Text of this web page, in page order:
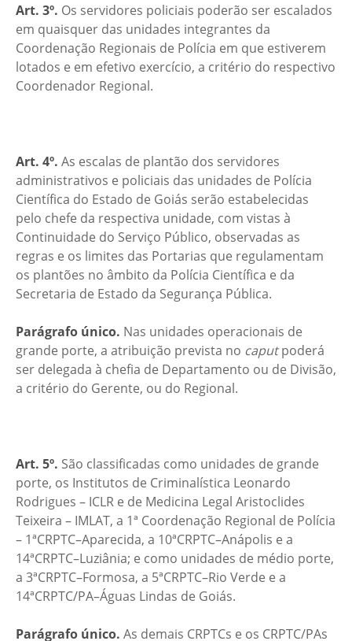
Art. 3º. Os servidores policiais poderão ser escalados
em quaisquer das unidades integrantes da
Coordenação Regionais de Polícia em que estiverem
lotados e em efetivo exercício, a critério do respectivo
Coordenador Regional.
Art. 4º. As escalas de plantão dos servidores
administrativos e policiais das unidades de Polícia
Científica do Estado de Goiás serão estabelecidas
pelo chefe da respectiva unidade, com vistas à
Continuidade do Serviço Público, observadas as
regras e os limites das Portarias que regulamentam
os plantões no âmbito da Polícia Científica e da
Secretaria de Estado da Segurança Pública.
Parágrafo único. Nas unidades operacionais de
grande porte, a atribuição prevista no caputpoderá
ser delegada à chefia de Departamento ou de Divisão,
a critério do Gerente, ou do Regional.
Art. 5º. São classificadas como unidades de grande
porte, os Institutos de Criminalística Leonardo
Rodrigues – ICLR e de Medicina Legal Aristoclides
Teixeira – IMLAT, a 1ª Coordenação Regional de Polícia
– 1ªCRPTC–Aparecida, a 10ªCRPTC–Anápolis e a
14ªCRPTC–Luziânia; e como unidades de médio porte,
a 3ªCRPTC–Formosa, a 5ªCRPTC–Rio Verde e a
14ªCRPTC/PA–Águas Lindas de Goiás.
Parágrafo único. As demais CRPTCs e os CRPTC/PAs